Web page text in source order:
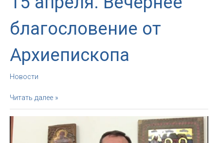
благословение от
Архиепископа
Новости
15
апреля.
Вечернее
благословение
от
Читать далее »